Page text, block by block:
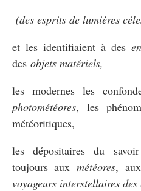
(des esprits de lumières
et les identifiaient à des
des objets matériels,
les modernes les
photométéores, les
météoritiques,
les dépositaires du
toujours auxmétéores, aux
voyageurs interstellaires des